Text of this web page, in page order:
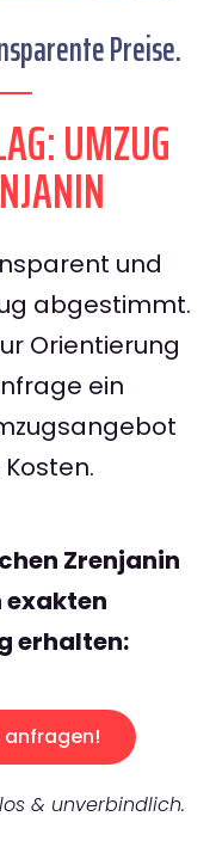
Preise.
UMZUG
und
abgestimmt.
Orientierung
ein
Zrenjanin
exakten
erhalten:
anfragen!
& unverbindlich.